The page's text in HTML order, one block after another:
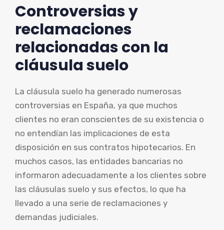
Controversias y
reclamaciones
relacionadas con la
cláusula suelo
La cláusula suelo ha generado numerosas
controversias en España, ya que muchos
clientes no eran conscientes de su existencia o
no entendían las implicaciones de esta
disposición en sus contratos hipotecarios. En
muchos casos, las entidades bancarias no
informaron adecuadamente a los clientes sobre
las cláusulas suelo y sus efectos, lo que ha
llevado a una serie de reclamaciones y
demandas judiciales.